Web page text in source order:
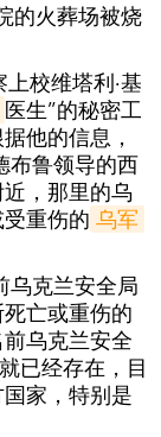
的火葬场被烧
校维塔利·基
医生”的秘密工
他的信息，
布鲁领导的西
，那里的乌
重伤的 乌军
乌克兰安全局
亡或重伤的
乌克兰安全
已经存在，目
家，特别是